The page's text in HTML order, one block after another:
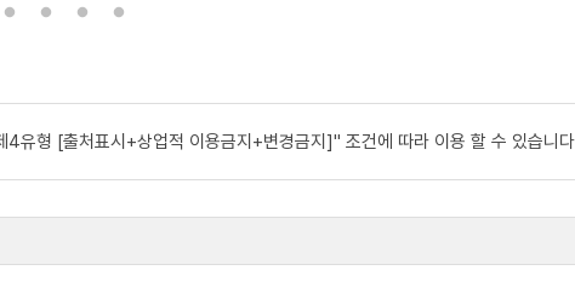
유형 [출처표시+상업적 이용금지+변경금지]" 조건에 따라 이용 할 수 있습니